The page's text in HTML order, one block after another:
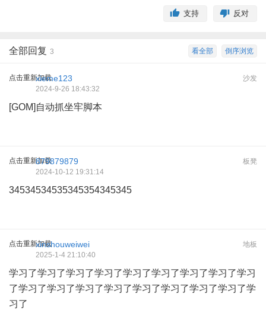
反对
支持
倒序浏览
看全部
全部回复 3
点击重新加载 沙发
xieme123
2024-9-26 18:43:32
[GOM]自动抓坐牢脚本
点击重新加载 板凳
879879879
2024-10-12 19:31:14
34534534535345354345345
点击重新加载 地板
xinshouweiwei
2025-1-4 21:10:40
学习了学习了学习了学习了学习了学习了学习了学习了学习
了学习了学习了学习了学习了学习了学习了学习了学习了学
习了